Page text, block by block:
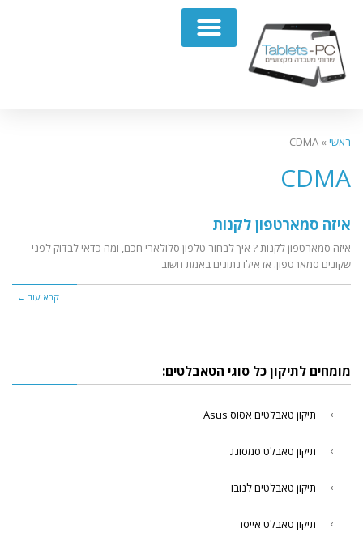
ראשי »
CDMA
CDMA
איזה סמארטפון לקנות
איזה סמארטפון לקנות ? איך לבחור טלפון סלולארי חכם, ומה כדאי לבדוק לפני
שקונים סמארטפון. אז אילו נתונים באמת חשוב
קרא עוד ←
מומחים לתיקון כל סוגי הטאבלטים:
תיקון טאבלטים אסוס Asus
תיקון טאבלט סמסונג
תיקון טאבלטים לנובו
תיקון טאבלט אייסר